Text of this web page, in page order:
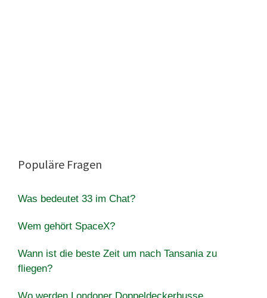
Populäre Fragen
Was bedeutet 33 im Chat?
Wem gehört SpaceX?
Wann ist die beste Zeit um nach Tansania zu
fliegen?
Wo werden Londoner Doppeldeckerbusse